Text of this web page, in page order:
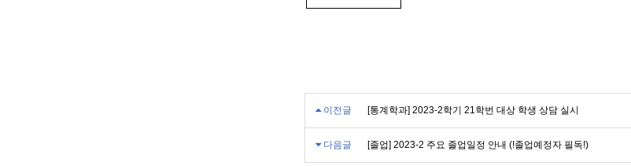
이전글 [통계학과] 2023-2학기 21학번 대상 학생 상담 실시
다음글 [졸업] 2023-2 주요 졸업일정 안내 (!졸업예정자 필독!)